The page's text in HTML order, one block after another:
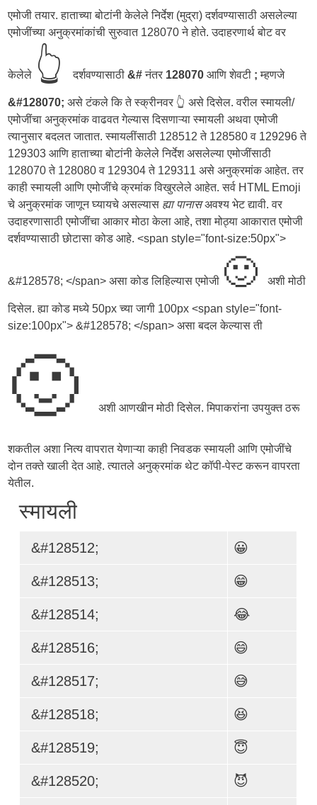
एमोजी तयार. हाताच्या बोटांनी केलेले निर्देश (मुद्रा) दर्शवण्यासाठी असलेल्या
एमोजींच्या अनुक्रमांकांची सुरुवात 128070 ने होते. उदाहरणार्थ बोट वर
केलेले 👆दर्शवण्यासाठी&#नंतर 128070 आणि शेवटी ;म्हणजे
&#128070; असे टंकले कि ते स्क्रीनवर 👆 असे दिसेल. वरील स्मायली/
एमोजींचा अनुक्रमांक वाढवत गेल्यास दिसणाऱ्या स्मायली अथवा एमोजी
त्यानुसार बदलत जातात. स्मायलींसाठी 128512 ते 128580 व 129296 ते
129303 आणि हाताच्या बोटांनी केलेले निर्देश असलेल्या एमोजींसाठी
128070 ते 128080 व 129304 ते 129311 असे अनुक्रमांक आहेत. तर
काही स्मायली आणि एमोजींचे क्रमांक विखुरलेले आहेत. सर्व HTML Emoji
चे अनुक्रमांक जाणून घ्यायचे असल्यास ह्या पानासअवश्य भेट द्यावी. वर
उदाहरणासाठी एमोजींचा आकार मोठा केला आहे, तशा मोठ्या आकारात एमोजी
दर्शवण्यासाठी छोटासा कोड आहे. <span style="font-size:50px">
&#128578; </span> असा कोड लिहिल्यास एमोजी 🙂अशी मोठी
दिसेल. ह्या कोड मध्ये 50px च्या जागी 100px <span style="font-
size:100px"> &#128578; </span> असा बदल केल्यास ती
🙂अशी आणखीन मोठी दिसेल. मिपाकरांना उपयुक्त ठरू
शकतील अशा नित्य वापरात येणाऱ्या काही निवडक स्मायली आणि एमोजींचे
दोन तक्ते खाली देत आहे. त्यातले अनुक्रमांक थेट कॉपी-पेस्ट करून वापरता
येतील.
स्मायली
&#128512; 😀
&#128513; 😁
&#128514; 😂
&#128516; 😄
&#128517; 😅
&#128518; 😆
&#128519; 😇
&#128520; 😈